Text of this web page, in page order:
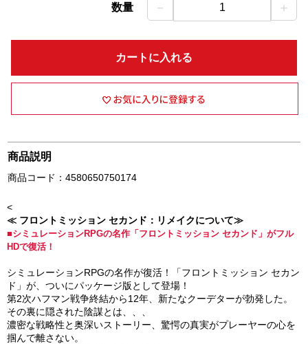
数量 － 1 ＋
カートに入れる
商品説明
商品コード：4580650750174
<
≪ フロントミッション セカンド：リメイクについて≫
■シミュレーションRPGの名作「フロントミッション セカンド」がフル
HDで復活！
シミュレーションRPGの名作が復活！「フロントミッション セカン
ド」が、ついにパッケージ版として登場！
第2次ハフマン戦争終結から12年、新たなクーデターが勃発した。
その裏に隠された陰謀とは、、、
濃密な戦略性と奥深いストーリー、驚愕の真実がプレーヤーの心を
掴んで離さない。